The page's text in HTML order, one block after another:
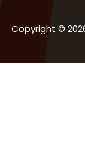
Copyright ©